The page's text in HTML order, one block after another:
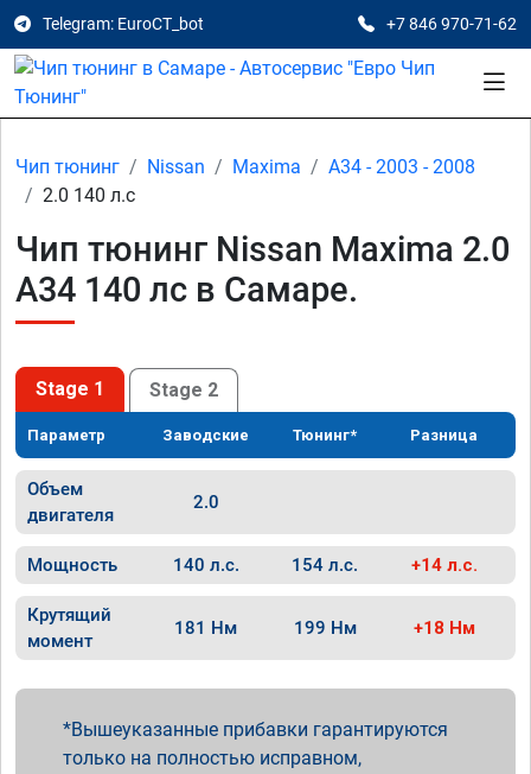
Telegram: EuroCT_bot +7 846 970-71-62
Чип тюнинг Nissan Maxima
A34 - 2003 - 2008
2.0 140 л.с
Чип тюнинг Nissan Maxima 2.0
A34 140 лс в Самаре.
Stage 1 Stage 2
Параметр Заводские Тюнинг* Разница
Объем
двигателя
2.0
Мощность 140 л.с. 154 л.с. +14 л.с.
Крутящий
момент
181 Нм 199 Нм +18 Нм
Вышеуказанные прибавки гарантируются
только на полностью исправном,